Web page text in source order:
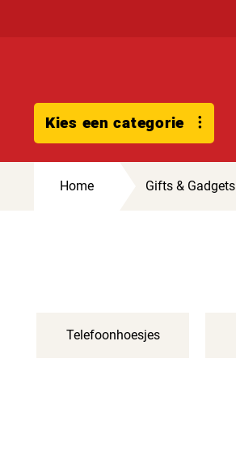
Kies een categorie
Home Gifts & Gadgets
Telefoonhoesjes